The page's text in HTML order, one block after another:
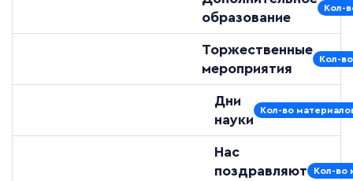
образование
Кол-
Торжественные
мероприятия
Кол-
Дни
науки
Кол-во
Нас
поздравляют
Кол-во